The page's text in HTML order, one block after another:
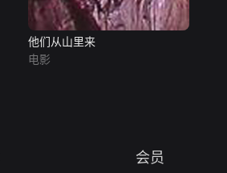
他们从山里来
电影
会员